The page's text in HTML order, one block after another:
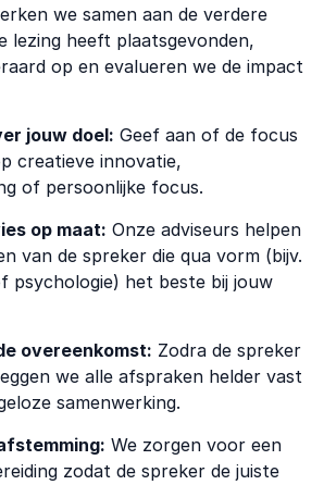
we samen aan de verdere
lezing heeft plaatsgevonden,
op en evalueren we de impact
jouw doel: Geef aan of de focus
creatieve innovatie,
of persoonlijke focus.
op maat: Onze adviseurs helpen
van de spreker die qua vorm (bijv.
psychologie) het beste bij jouw
overeenkomst: Zodra de spreker
we alle afspraken helder vast
samenwerking.
We zorgen voor een
zodat de spreker de juiste